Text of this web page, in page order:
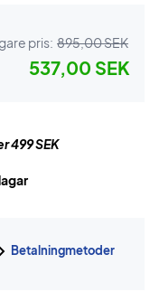
pris: 895,00 SEK
537,00 SEK
499 SEK
Betalningmetoder